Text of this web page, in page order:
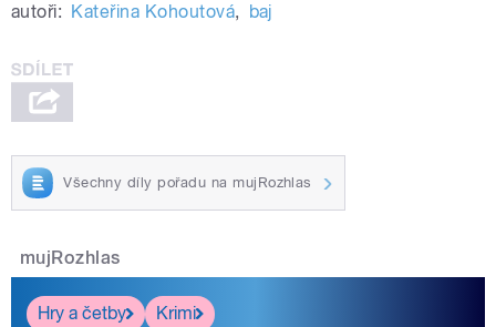
autoři: Kateřina Kohoutová, baj
Všechny díly pořadu na mujRozhlas
mujRozhlas
Hry a četby Krimi